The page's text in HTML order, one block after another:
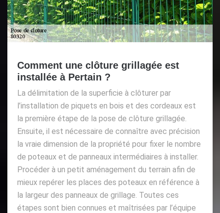
Comment une clôture grillagée est
installée à Pertain ?
La délimitation de la superficie à clôturer par
l’installation de piquets en bois et des cordeaux est
la première étape de la pose de clôture grillagée.
Ensuite, il est nécessaire de connaître avec précision
la vraie dimension de la propriété pour fixer le nombre
de poteaux et de panneaux intermédiaires à installer.
Procéder à un petit aménagement du terrain afin de
mieux repérer les places des poteaux en référence à
la largeur des panneaux de grillage. Toutes ces
étapes sont bien connues et maîtrisées par l’équipe